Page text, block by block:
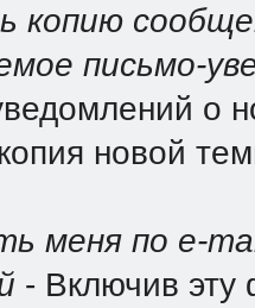
копию
письмо-
о
новой
меня по e-
- Включив